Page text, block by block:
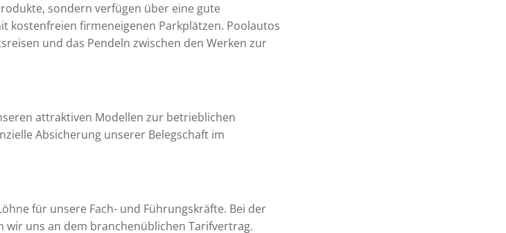
sondern verfügen über eine gute
kostenfreien firmeneigenen Parkplätzen. Poolautos
und das Pendeln zwischen den Werken zur
attraktiven Modellen zur betrieblichen
Absicherung unserer Belegschaft im
für unsere Fach- und Führungskräfte. Bei der
uns an dem branchenüblichen Tarifvertrag.